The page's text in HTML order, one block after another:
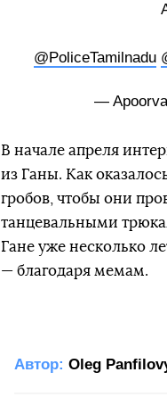
@PoliceTamilnadu
—
В начале апреля
из Ганы. Как
гробов, чтобы они
танцевальными
Гане уже несколько
— благодаря мемам.
Автор: Oleg